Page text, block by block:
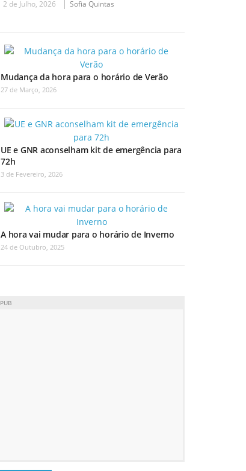
2 de Julho, 2026 Sofia Quintas
Mudança da hora para o horário de Verão
27 de Março, 2026
UE e GNR aconselham kit de emergência para
72h
3 de Fevereiro, 2026
A hora vai mudar para o horário de Inverno
24 de Outubro, 2025
PUB